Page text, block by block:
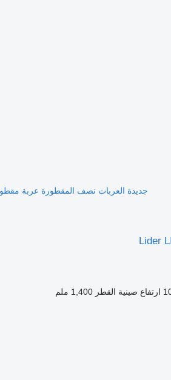
جديدة العربات نصف المقطورة عربة
Lider
ارتفاع صينية القطر 1,400 ملم